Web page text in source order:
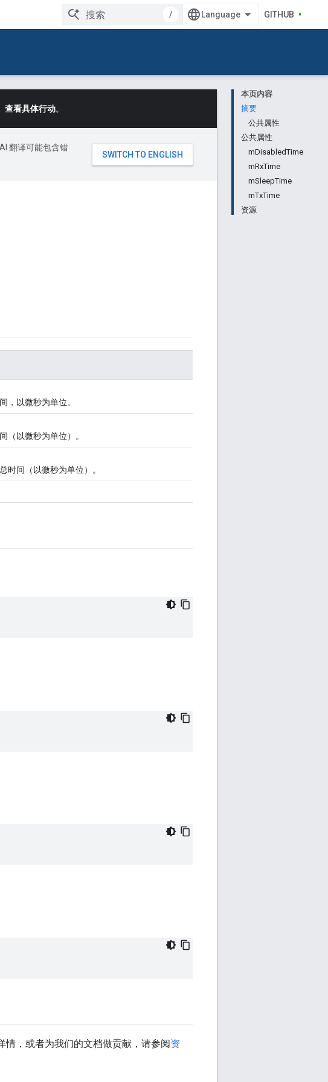
/ GITHUB
本页内容
摘要
公共属性
公共属性
mDisabledTime
mRxTime
mSleepTime
mTxTime
资源
查看具体行动。
翻译可能包含错
，以微秒为单位。
（以微秒为单位）。
时间（以微秒为单位）。
情，或者为我们的文档做贡献，请参阅资